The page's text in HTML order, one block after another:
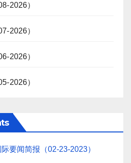
2026）
2026）
2026）
2026）
际要闻简报（02-23-2023）